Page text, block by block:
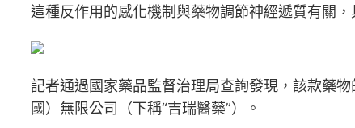
這種反作用的感化機制與藥物調節神經遞質有關
記者通過國家藥品監督治理局查詢發現，該款藥
國）無限公司（下稱“吉瑞醫藥”）。